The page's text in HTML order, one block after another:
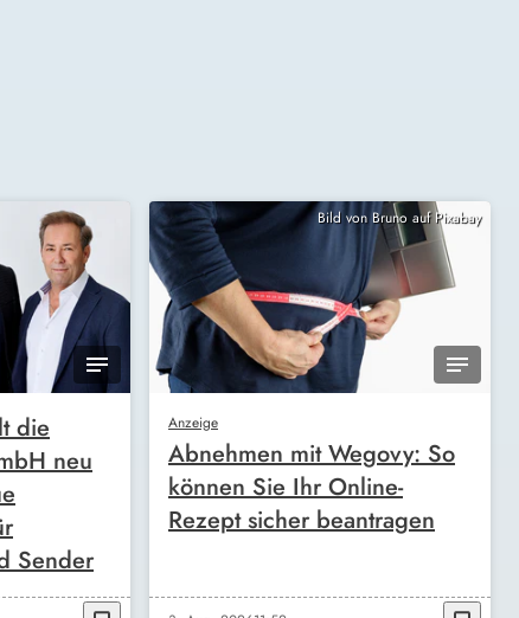
die
neu
Sender
Bild von Bruno auf Pixabay
Anzeige
Abnehmen mit Wegovy: So
können Sie Ihr Online-
Rezept sicher beantragen